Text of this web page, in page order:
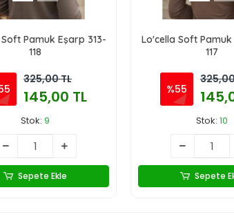
Pamuk Eşarp 313-
118
325,00 TL
145,00 TL
Stok: 9
Sepete Ekle
Lo'cella Soft Pamuk
117
%55
Stok: 10
Sepete